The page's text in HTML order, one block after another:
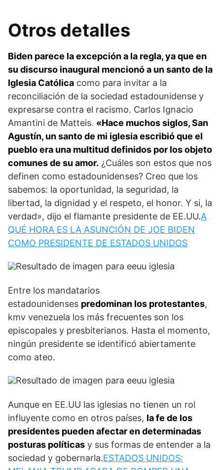
Otros detalles
Biden parece la excepción a la regla, ya que en
su discurso inaugural mencionó a un santo de la
Iglesia Católica como para invitar a la
reconciliación de la sociedad estadounidense y
expresarse contra el racismo. Carlos Ignacio
Amantini de Matteis. «Hace muchos siglos, San
Agustín, un santo de mi iglesia escribió que el
pueblo era una multitud definidos por los objeto
comunes de su amor. ¿Cuáles son estos que nos
definen como estadounidenses? Creo que los
sabemos: la oportunidad, la seguridad, la
libertad, la dignidad y el respeto, el honor. Y si, la
verdad», dijo el flamante presidente de EE.UU.A
QUÉ HORA ES LA ASUNCIÓN DE JOE BIDEN
COMO PRESIDENTE DE ESTADOS UNIDOS
Entre los mandatarios
estadounidenses predominan los protestantes,
kmv venezuela los más frecuentes son los
episcopales y presbiterianos. Hasta el momento,
ningún presidente se identificó abiertamente
como ateo.
Aunque en EE.UU las iglesias no tienen un rol
influyente como en otros países, la fe de los
presidentes pueden afectar en determinadas
posturas políticas y sus formas de entender a la
sociedad y gobernarla.ESTADOS UNIDOS: